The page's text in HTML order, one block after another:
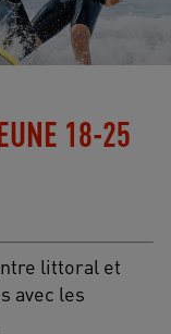
18-25
littoral et
avec les